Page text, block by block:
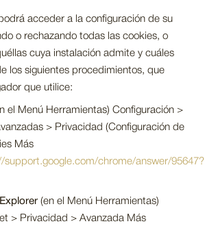
acceder a la configuración de su
o rechazando todas las cookies, o
cuya instalación admite y cuáles
los siguientes procedimientos, que
que utilice:
el Menú Herramientas) Configuración >
> Privacidad (Configuración de
Más
support.google.com/chrome/answer/95647?
(en el Menú Herramientas)
> Privacidad > Avanzada Más